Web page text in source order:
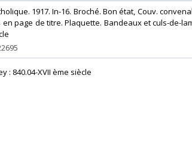
1917. In-16. Broché. Bon état, Couv.
page de titre. Plaquette. Bandeaux et culs-de-
: 840.04-XVII ème siècle‎